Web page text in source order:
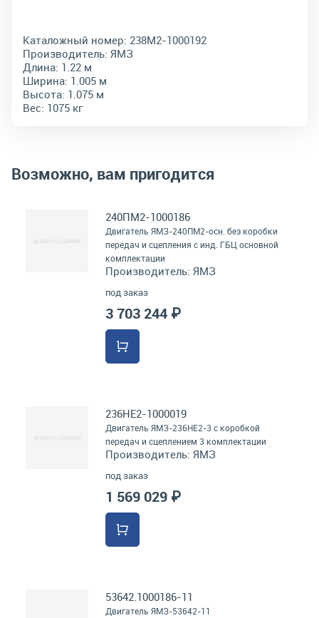
Каталожный номер: 238М2-1000192
Производитель: ЯМЗ
Длина: 1.22 м
Ширина: 1.005 м
Высота: 1.075 м
Вес: 1075 кг
Возможно, вам пригодится
240ПМ2-1000186
Двигатель ЯМЗ-240ПМ2-осн. без коробки
передач и сцепления с инд. ГБЦ основной
комплектации
Производитель: ЯМЗ
под заказ
3 703 244 ₽
236НЕ2-1000019
Двигатель ЯМЗ-236НЕ2-3 с коробкой
передач и сцеплением 3 комплектации
Производитель: ЯМЗ
под заказ
1 569 029 ₽
53642.1000186-11
Двигатель ЯМЗ-53642-11